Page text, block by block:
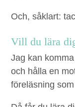
Och, såk­lart:
Vill du lära
Jag kan
och hålla en
föreläsning